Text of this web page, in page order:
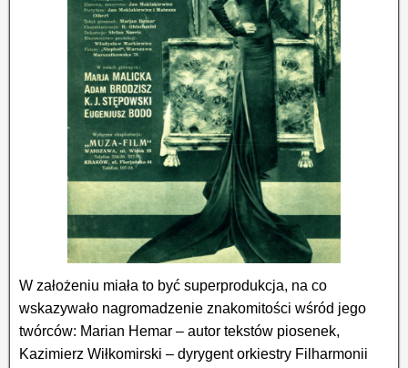
W założeniu miała to być superprodukcja, na co
wskazywało nagromadzenie znakomitości wśród jego
twórców: Marian Hemar – autor tekstów piosenek,
Kazimierz Wiłkomirski – dyrygent orkiestry Fil­har­mo­nii